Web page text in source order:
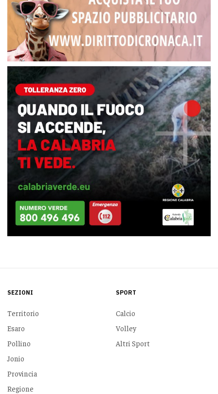
SEZIONI
Territorio
Esaro
Pollino
Jonio
Provincia
Regione
SPORT
Calcio
Volley
Altri Sport